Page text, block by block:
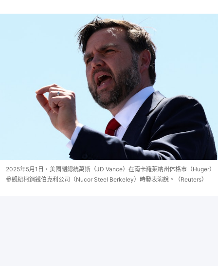
2025年5月1日，美國副總統萬斯（JD Vance）在南卡羅萊納州休格市（Huger）
參觀紐柯鋼鐵伯克利公司（Nucor Steel Berkeley）時發表演說。（Reuters）